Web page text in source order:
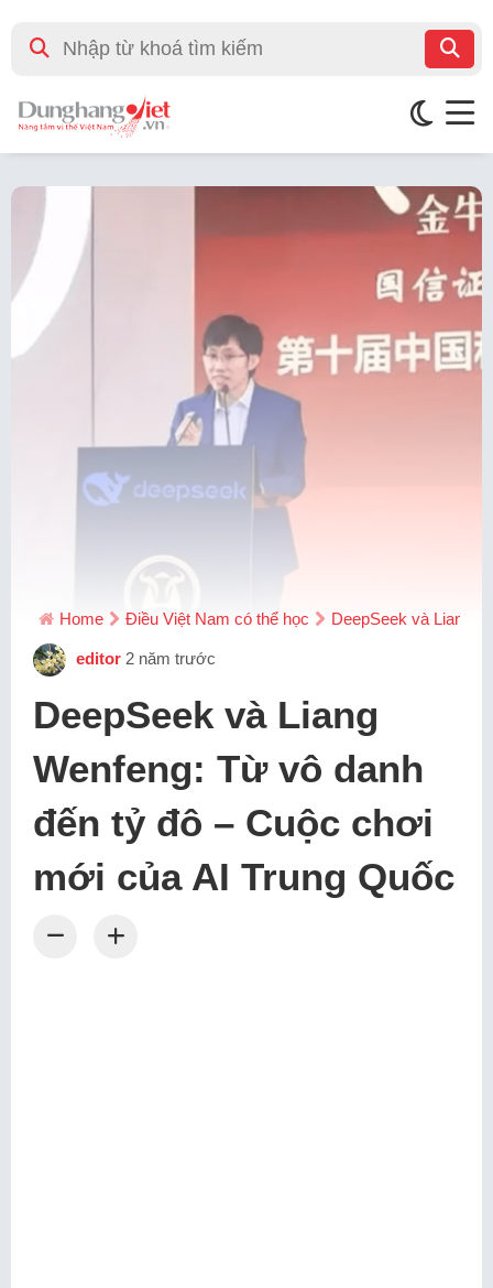
Home Điều Việt Nam có thể học DeepSeek và Liang
editor 2 năm trước
DeepSeek và Liang
Wenfeng: Từ vô danh
đến tỷ đô – Cuộc chơi
mới của AI Trung Quốc